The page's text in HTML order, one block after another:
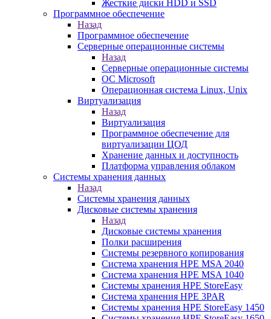
Жесткие диски HDD и SSD
Программное обеспечение
Назад
Программное обеспечение
Серверные операционные системы
Назад
Серверные операционные системы
ОС Microsoft
Операционная система Linux, Unix
Виртуализация
Назад
Виртуализация
Программное обеспечение для
виртуализации ЦОД
Хранение данных и доступность
Платформа управления облаком
Системы хранения данных
Назад
Системы хранения данных
Дисковые системы хранения
Назад
Дисковые системы хранения
Полки расширения
Системы резервного копирования
Система хранения HPE MSA 2040
Система хранения HPE MSA 1040
Системы хранения HPE StoreEasy
Система хранения HPE 3PAR
Системы хранения HPE StoreEasy 1450